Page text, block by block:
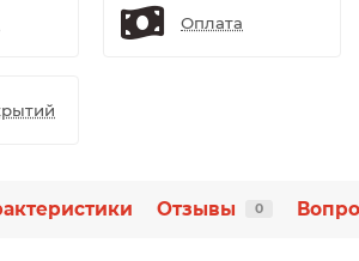
Оплата
Отзывы 0